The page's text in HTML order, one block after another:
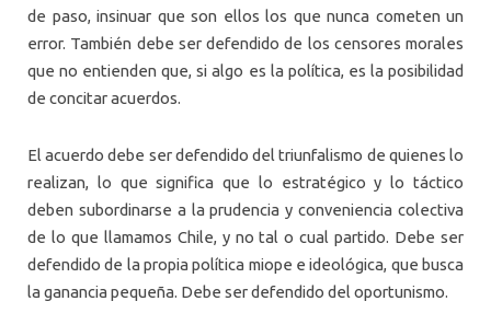
de paso, insinuar que son ellos los que nunca cometen un
error. También debe ser defendido de los censores morales
que no entienden que, si algo es la política, es la posibilidad
de concitar acuerdos.
El acuerdo debe ser defendido del triunfalismo de quienes lo
realizan, lo que significa que lo estratégico y lo táctico
deben subordinarse a la prudencia y conveniencia colectiva
de lo que llamamos Chile, y no tal o cual partido. Debe ser
defendido de la propia política miope e ideológica, que busca
la ganancia pequeña. Debe ser defendido del oportunismo.